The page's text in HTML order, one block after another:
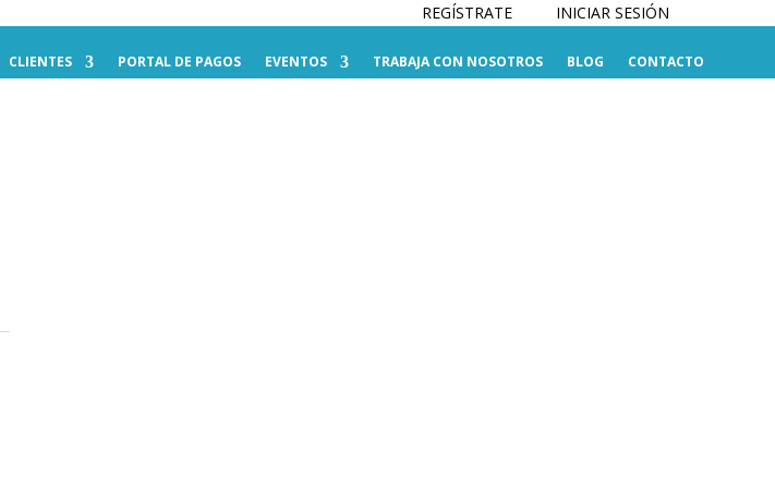
REGÍSTRATE INICIAR SESIÓN
CLIENTES PORTAL DE PAGOS EVENTOS TRABAJA CON NOSOTROS BLOG CONTACTO